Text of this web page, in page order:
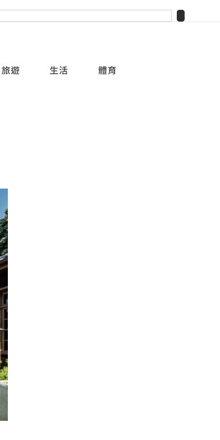
旅遊 生活 體育